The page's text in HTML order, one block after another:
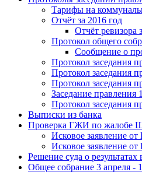
Тарифы на
Отчёт за 2016 год
Отчёт ревизора
Протокол общего
Сообщение о
Протокол заседания
Протокол заседания
Протокол заседания
Заседание правления
Протокол заседания
Выписки из банка
Проверка ГЖИ по жалобе
Исковое заявление
Исковое заявление
Решение суда о
Общее собрание 3 апреля -